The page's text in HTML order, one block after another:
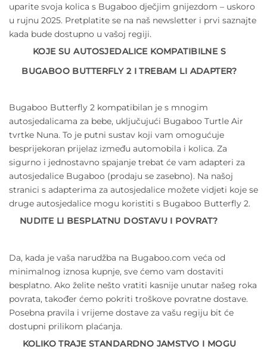
uparite svoja kolica s Bugaboo dječjim gnijezdom – uskoro
u rujnu 2025. Pretplatite se na naš newsletter i prvi saznajte
kada bude dostupno u vašoj regiji.
KOJE SU AUTOSJEDALICE KOMPATIBILNE S
BUGABOO BUTTERFLY 2 I TREBAM LI ADAPTER?
Bugaboo Butterfly 2 kompatibilan je s mnogim
autosjedalicama za bebe, uključujući Bugaboo Turtle Air
tvrtke Nuna. To je putni sustav koji vam omogućuje
besprijekoran prijelaz između automobila i kolica. Za
sigurno i jednostavno spajanje trebat će vam adapteri za
autosjedalice Bugaboo (prodaju se zasebno). Na našoj
stranici s adapterima za autosjedalice možete vidjeti koje se
druge autosjedalice mogu koristiti s Bugaboo Butterfly 2.
NUDITE LI BESPLATNU DOSTAVU I POVRAT?
Da, kada je vaša narudžba na Bugaboo.com veća od
minimalnog iznosa kupnje, sve ćemo vam dostaviti
besplatno. Ako želite nešto vratiti kasnije unutar našeg roka
povrata, također ćemo pokriti troškove povratne dostave.
Posebna pravila i vrijeme dostave za vašu regiju bit će
dostupni prilikom plaćanja.
KOLIKO TRAJE STANDARDNO JAMSTVO I MOGU